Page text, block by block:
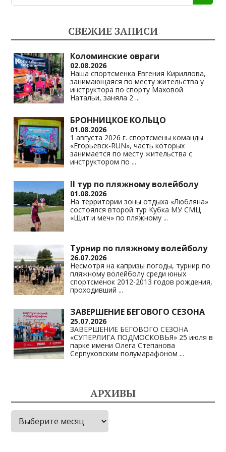
o
as
s
ni
ki
gr
a
m
s
A
p
p
y
Li
n
k
СВЕЖИЕ ЗАПИСИ
Коломинские овраги
02.08.2026
Наша спортсменка Евгения Кириллова,
занимающаяся по месту жительства у
инструктора по спорту Маховой
Натальи, заняла 2 ...
БРОННИЦКОЕ КОЛЬЦО
01.08.2026
1 августа 2026 г. спортсмены команды
«Егорьевск-RUN», часть которых
занимается по месту жительства с
инструктором по ...
II тур по пляжному волейболу
01.08.2026
На территории зоны отдыха «Любляна»
состоялся второй тур Кубка МУ СМЦ
«Щит и меч» по пляжному ...
Турнир по пляжному волейболу
26.07.2026
Несмотря на капризы погоды, турнир по
пляжному волейболу среди юных
спортсменок 2012-2013 годов рождения,
проходивший ...
ЗАВЕРШЕНИЕ БЕГОВОГО СЕЗОНА
25.07.2026
ЗАВЕРШЕНИЕ БЕГОВОГО СЕЗОНА
«СУПЕРЛИГА ПОДМОСКОВЬЯ» 25 июля в
парке имени Олега Степанова
Серпуховским полумарафоном ...
АРХИВЫ
Архивы